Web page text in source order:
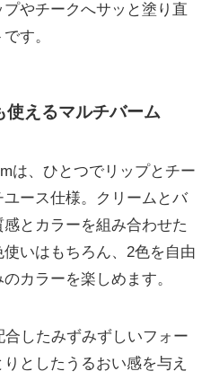
やチークへサッと塗り直
す。
使えるマルチバーム
は、ひとつでリップとチー
ース仕様。クリームとバ
とカラーを組み合わせた
いはもちろん、2色を自由
カラーを楽しめます。
したみずみずしいフォー
としたうるおい感を与え